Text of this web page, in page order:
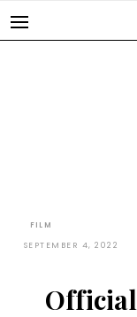
FILM
SEPTEMBER 4, 2022